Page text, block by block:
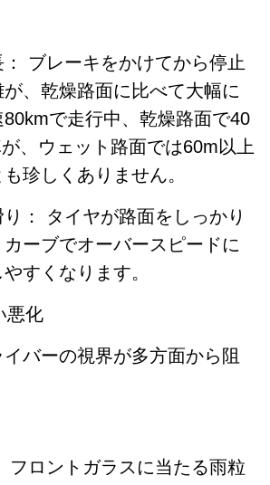
ブレーキをかけてから停止
、乾燥路面に比べて大幅に
で走行中、乾燥路面で40
、ウェット路面では60m以上
珍しくありません。
： タイヤが路面をしっかり
ーブでオーバースピードに
すくなります。
悪化
バーの視界が多方面から阻
フロントガラスに当たる雨粒